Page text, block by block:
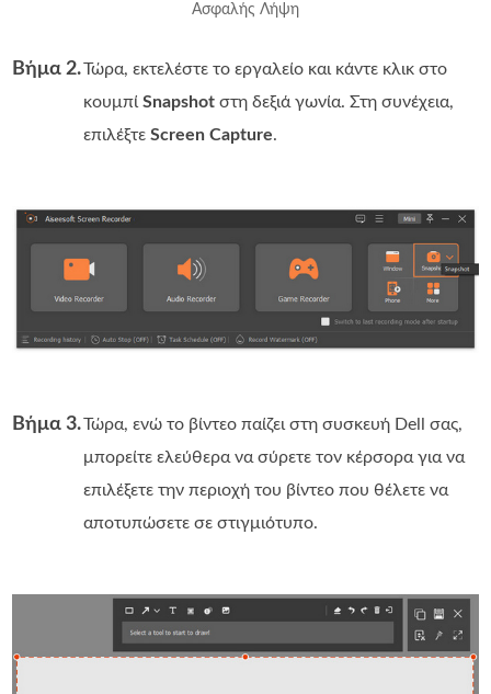
Ασφαλής Λήψη
Βήμα 2.Τώρα, εκτελέστε το εργαλείο και κάντε κλικ στο
κουμπίSnapshot στη δεξιά γωνία. Στη συνέχεια,
επιλέξτεScreen Capture.
Βήμα 3.Τώρα, ενώ το βίντεο παίζει στη συσκευή Dell σας,
μπορείτε ελεύθερα να σύρετε τον κέρσορα για να
επιλέξετε την περιοχή του βίντεο που θέλετε να
αποτυπώσετε σε στιγμιότυπο.